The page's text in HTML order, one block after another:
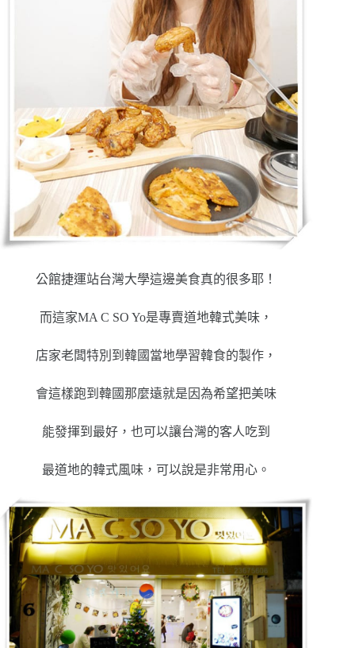
公館捷運站台灣大學這邊美食真的很多耶！
而這家MA C SO Yo是專賣道地韓式美味，
店家老闆特別到韓國當地學習韓食的製作，
會這樣跑到韓國那麼遠就是因為希望把美味
能發揮到最好，也可以讓台灣的客人吃到
最道地的韓式風味，可以說是非常用心。